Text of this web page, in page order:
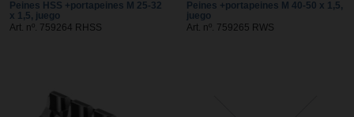
Peines HSS +portapeines M 25-32
x 1,5, juego
Art. nº. 759264 RHSS
Peines +portapeines M 40-50 x 1,5,
juego
Art. nº. 759265 RWS